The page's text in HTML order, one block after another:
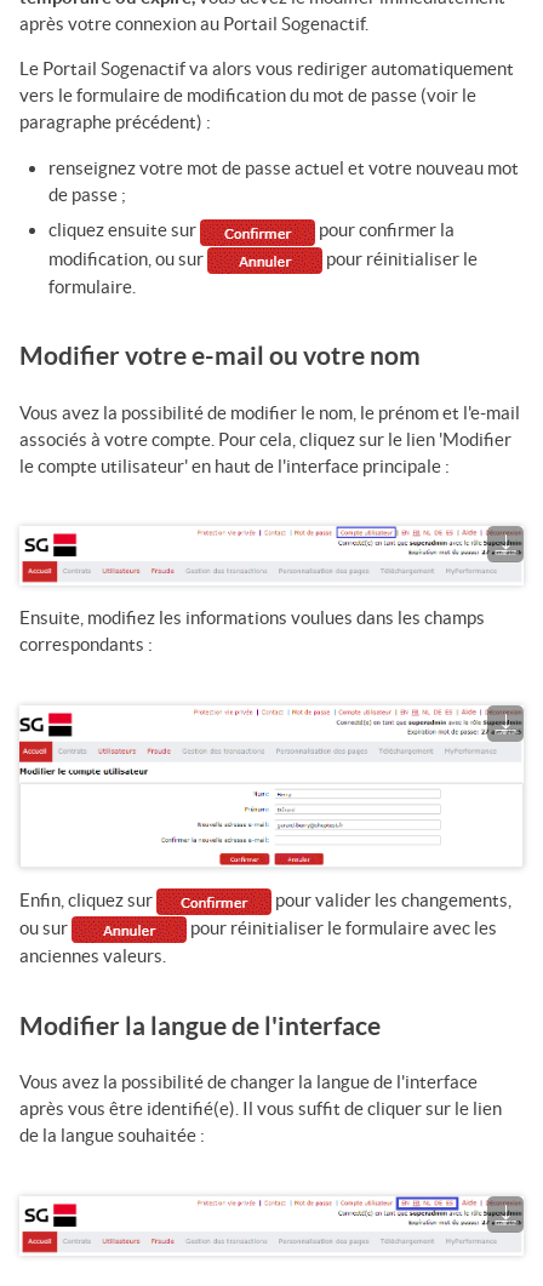
après votre connexion au Portail Sogenactif.
Le Portail Sogenactifva alors vous rediriger automatiquement
vers le formulaire de modification du mot de passe (voir le
paragraphe précédent) :
renseignez votre mot de passe actuel et votre nouveau mot
de passe ;
cliquez ensuite sur
pour confirmer la
modification, ou sur
pour réinitialiser le
formulaire.
Modifier votre e-mail ou votre nom
Vous avez la possibilité de modifier le nom, le prénom et l'e-mail
associés à votre compte. Pour cela, cliquez sur le lien 'Modifier
le compte utilisateur' en haut de l'interface principale :
Ensuite, modifiez les informations voulues dans les champs
correspondants :
Enfin, cliquez sur
pour valider les changements,
ou sur
pour réinitialiser le formulaire avec les
anciennes valeurs.
Modifier la langue de l'interface
Vous avez la possibilité de changer la langue de l'interface
après vous être identifié(e). Il vous suffit de cliquer sur le lien
de la langue souhaitée :